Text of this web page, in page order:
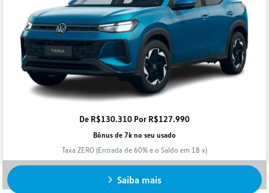
De R$130.310 Por R$127.990
Bônus de 7k no seu usado
Taxa ZERO (Entrada de 60% e o Saldo em 18 x)
Saiba mais